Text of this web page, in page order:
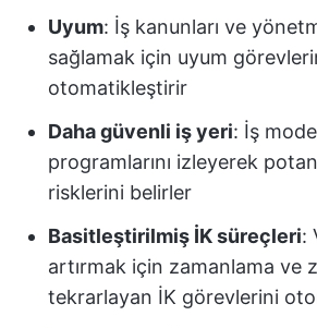
Uyum: İş kanunları ve
sağlamak için uyum
otomatikleştirir
Daha güvenli iş yeri: İş
programlarını izleyerek
risklerini belirler
Basitleştirilmiş İK süreçleri:
artırmak için zamanlama ve
tekrarlayan İK görevlerini